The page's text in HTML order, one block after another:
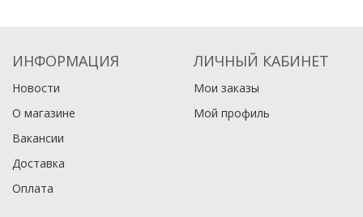
ИНФОРМАЦИЯ
Новости
О магазине
Вакансии
Доставка
Оплата
ЛИЧНЫЙ КАБИНЕТ
Мои заказы
Мой профиль